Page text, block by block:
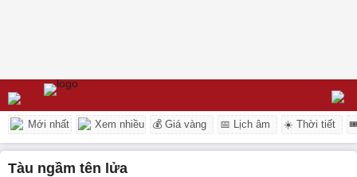
Mới nhất Xem nhiều 💰 Giá vàng 📅 Lịch âm ☀️ Thời tiết
tàu ngầm tên lửa